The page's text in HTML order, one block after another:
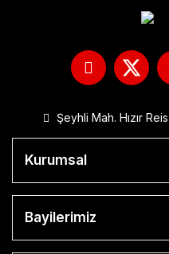
Şeyhli Mah. Hızır
Kurumsal
Bayilerimiz